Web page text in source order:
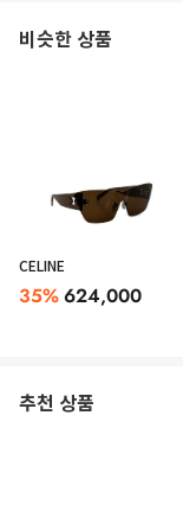
비슷한 상품
CELINE
35%624,000
추천 상품